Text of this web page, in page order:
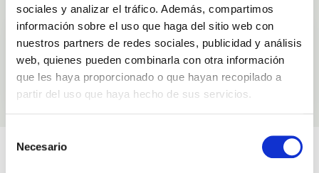
sociales y analizar el tráfico. Además, compartimos
información sobre el uso que haga del sitio web con
nuestros partners de redes sociales, publicidad y análisis
web, quienes pueden combinarla con otra información
que les haya proporcionado o que hayan recopilado a
partir del uso que haya hecho de sus servicios.
Necesario
Bakuchiol
Geschmeidig
MEHR ERFAHREN
Videos